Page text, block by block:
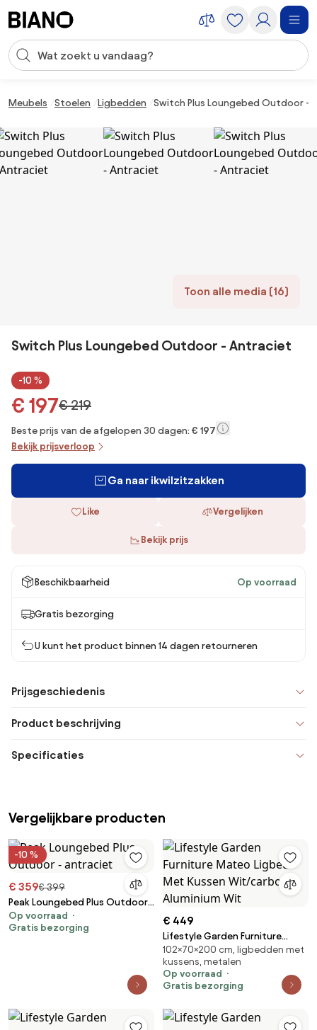
Zoekopdracht invoeren
Meubels Stoelen Ligbedden Switch Plus Loungebed Outdoor -
Toon alle media (16)
Switch Plus Loungebed Outdoor - Antraciet
-10 %
€ 197€ 219
Beste prijs van de afgelopen 30 dagen: € 197
Bekijk prijsverloop
Ga naar ikwilzitzakken
Like Vergelijken
Bekijk prijs
Beschikbaarheid Op voorraad
Gratis bezorging
U kunt het product binnen 14 dagen retourneren
Prijsgeschiedenis
Product beschrijving
Specificaties
Vergelijkbare producten
-10 %
€ 359€ 399
Peak Loungebed Plus Outdoor -
antraciet
Op voorraad
Gratis bezorging
€ 449
Lifestyle Garden Furniture
Mateo Ligbed Met Kussen
Wit/carbon Aluminium Wit
102×70×200 cm, ligbedden met
kussens, metalen
Op voorraad
Gratis bezorging